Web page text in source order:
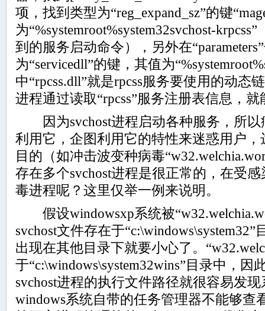
项，找到类型为“reg_expand_sz”的键
为“%systemroot%system32svchost-
到的服务启动命令），另外在
为“servicedll”的键，其值为
中“rpcss.dll”就是rpcss服务要使用的动态
进程通过读取“rpcss”服务注册表信息，
因为svchost进程启动各种服务，所以
利用它，企图利用它的特性来迷惑用户
目的（如冲击波变种病毒
存在多个svchost进程是很正常的，在受
毒进程呢？这里仅举一例来说明。
假设windowsxp系统被
svchost文件存在于
出现在其他目录下就要小心了。
于“c:\windows\system32wins”目录中，因
svchost进程的执行文件路径就很容易发
windows系统自带的任务管理器不能够查